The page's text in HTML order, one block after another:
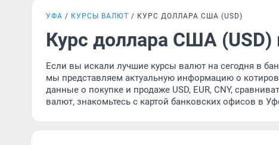
УФА КУРСЫ ВАЛЮТ КУРС ДОЛЛАРА США (USD)
Курс доллара США (USD)
Если вы искали лучшие курсы валют на сегодня в
мы представляем актуальную информацию о
данные о покупке и продаже USD, EUR, CNY,
валют, знакомьтесь с картой банковских офисов в